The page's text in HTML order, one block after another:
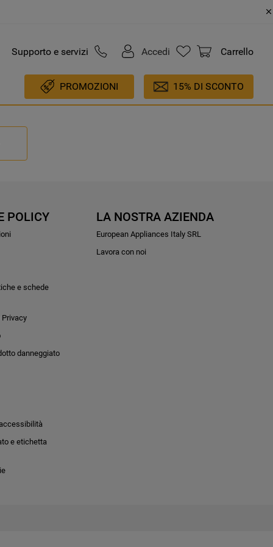
Supporto e servizi Accedi Carrello
PROMOZIONI 15% DI SCONTO
POLICY
e schede
danneggiato
e etichetta
LA NOSTRA AZIENDA
European Appliances Italy SRL
Lavora con noi